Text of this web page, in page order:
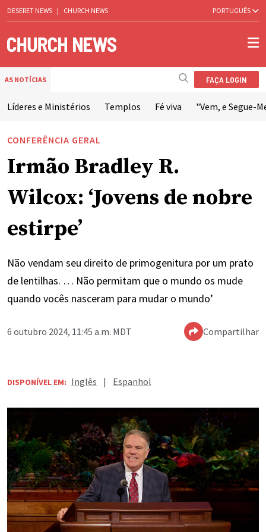
DESERET NEWS | CHURCH NEWS PORTUGUÊS
AS NOTÍCIAS FAÇA LOGIN
Líderes e Ministérios Templos Fé viva "Vem, e Segue-
CONFERÊNCIA GERAL
Irmão Bradley R.
Wilcox: ‘Jovens de nobre
estirpe’
Não vendam seu direito de primogenitura por um prato
de lentilhas. … Não permitam que o mundo os mude
quando vocês nasceram para mudar o mundo’
6 outubro 2024, 11:45 a.m. MDT Compartilhar
DISPONÍVEL EM: Inglês | Espanhol